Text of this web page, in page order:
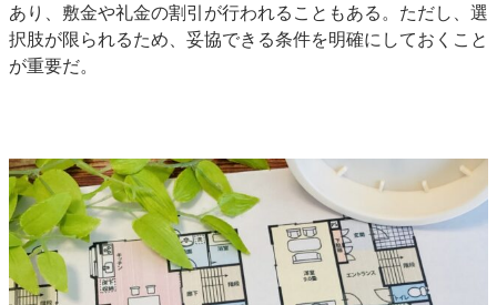
あり、敷金や礼金の割引が行われることもある。ただし、選
択肢が限られるため、妥協できる条件を明確にしておくこと
が重要だ。